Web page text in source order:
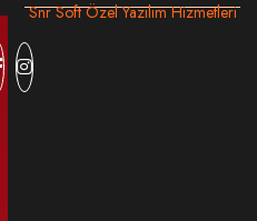
Snr Soft Özel Yazılım Hizmetleri